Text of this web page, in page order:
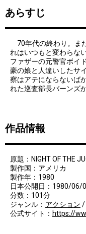
あらすじ
70年代の終わり。ま
れはいつもと変わらな
ファザーの元警官ボイ
豪の娘と人違いしたサ
察はアテにならないば
れた巡査部長バーンズ
作品情報
原題：NIGHT OF THE
製作国：アメリカ
製作年：1980
日本公開日：1980/06/
分数：101分
ジャンル： アクション /
公式サイト： https://